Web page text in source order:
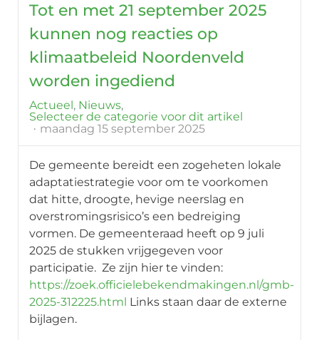
Tot en met 21 september 2025
kunnen nog reacties op
klimaatbeleid Noordenveld
worden ingediend
Actueel Nieuws
Selecteer de categorie voor dit artikel
maandag 15 september 2025
De gemeente bereidt een zogeheten lokale
adaptatiestrategie voor om te voorkomen
dat hitte, droogte, hevige neerslag en
overstromingsrisico’s een bedreiging
vormen. De gemeenteraad heeft op 9 juli
2025 de stukken vrijgegeven voor
participatie. Ze zijn hier te vinden:
https://zoek.officielebekendmakingen.nl/gmb-
2025-312225.html Links staan daar de externe
bijlagen.